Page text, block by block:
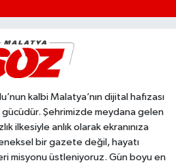
kalbi Malatya’nın dijital hafızası
Şehrimizde meydana gelen
ilkesiyle anlık olarak ekranınıza
bir gazete değil, hayatı
misyonu üstleniyoruz. Gün boyu en